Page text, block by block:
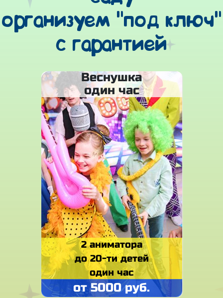
организуем "под ключ"
с гарантией
Веснушка
один час
2 аниматора
до 20-ти детей
один час
от 5000 руб.